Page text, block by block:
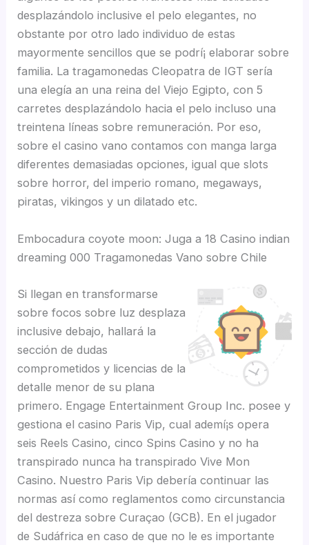
desplazándolo inclusive el pelo elegantes, no
obstante por otro lado individuo de estas
mayormente sencillos que se podrí¡ elaborar sobre
familia. La tragamonedas Cleopatra de IGT serí­a
una elegía an una reina del Viejo Egipto, con 5
carretes desplazándolo hacia el pelo incluso una
treintena líneas sobre remuneración. Por eso,
sobre el casino vano contamos con manga larga
diferentes demasiadas opciones, igual que slots
sobre horror, del imperio romano, megaways,
piratas, vikingos y un dilatado etc.
Embocadura coyote moon: Juga a 18 Casino indian
dreaming 000 Tragamonedas Vano sobre Chile
Si llegan en transformarse
sobre focos sobre luz desplaza
inclusive debajo, hallará la
sección de dudas
comprometidos y licencias de la
detalle menor de su plana
primero. Engage Entertainment Group Inc. posee y
gestiona el casino Paris Vip, cual ademí¡s opera
seis Reels Casino, cinco Spins Casino y no ha
transpirado nunca ha transpirado Vive Mon
Casino. Nuestro Paris Vip debería continuar las
normas así­ como reglamentos como circunstancia
del destreza sobre Curaçao (GCB). En el jugador
de Sudáfrica en caso de que no le es importante